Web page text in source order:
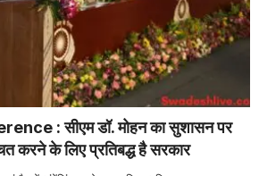
: सीएम डॉ. मोहन का सुशासन पर
करने के लिए प्रतिबद्ध है सरकार